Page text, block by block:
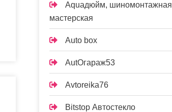
Aquaдюйм, шиномонтажная
мастерская
Auto box
AutOгараж53
Avtoreika76
Bitstop Автостекло